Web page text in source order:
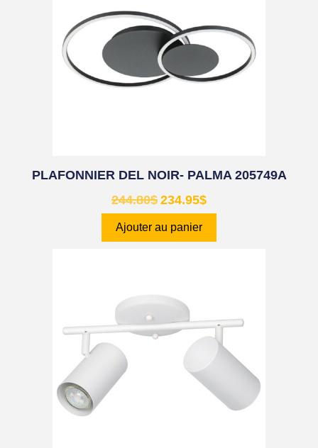
PLAFONNIER DEL NOIR- PALMA 205749A
244.80$ 234.95$
Ajouter au panier